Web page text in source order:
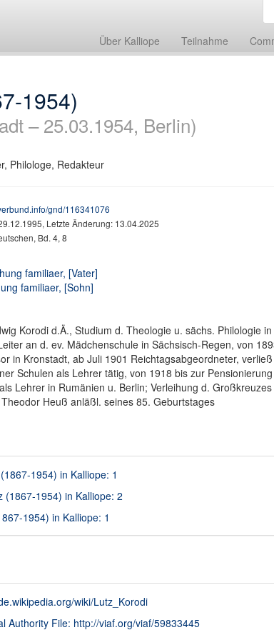
Über Kalliope Teilnahme
1954)
– 25.03.1954, Berlin)
Philologe, Redakteur
gnd/116341076
Letzte Änderung: 13.04.2025
Bd. 4, 8
familiaer, [Vater]
familiaer, [Sohn]
Korodi d.Ä., Studium d. Theologie u. sächs. Philologie
an d. ev. Mädchenschule in Sächsisch-Regen, von
in Kronstadt, ab Juli 1901 Reichtagsabgeordneter,
Schulen als Lehrer tätig, von 1918 bis zur
Lehrer in Rumänien u. Berlin; Verleihung d.
Heuß anläßl. seines 85. Geburtstages
1954) in Kalliope: 1
(1867-1954) in Kalliope: 2
1954) in Kalliope: 1
wiki/Lutz_Korodi
Authority File: http://viaf.org/viaf/59833445